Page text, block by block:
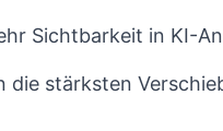
Sichtbarkeit in KI-
stärksten